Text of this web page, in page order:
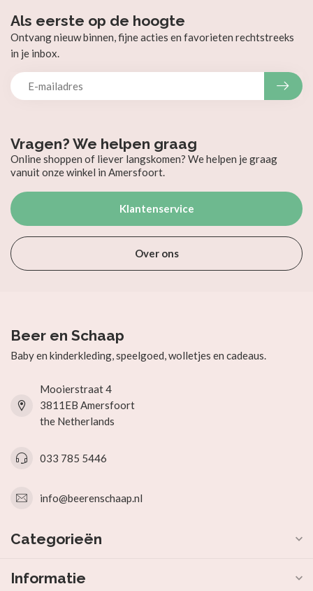
Vragen? We helpen graag
Online shoppen of liever langskomen? We helpen je graag
vanuit onze winkel in Amersfoort.
Klantenservice
Over ons
Als eerste op de hoogte
Ontvang nieuw binnen, fijne acties en favorieten rechtstreeks
in je inbox.
Beer en Schaap
Baby en kinderkleding, speelgoed, wolletjes en cadeaus.
Mooierstraat 4
3811EB Amersfoort
the Netherlands
033 785 5446
info@beerenschaap.nl
Categorieën
Informatie